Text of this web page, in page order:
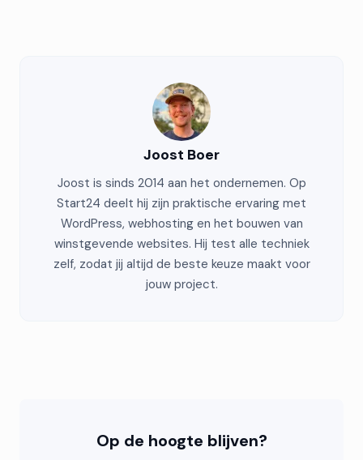
Joost Boer
Joost is sinds 2014 aan het ondernemen. Op
Start24 deelt hij zijn praktische ervaring met
WordPress, webhosting en het bouwen van
winstgevende websites. Hij test alle techniek
zelf, zodat jij altijd de beste keuze maakt voor
jouw project.
Op de hoogte blijven?